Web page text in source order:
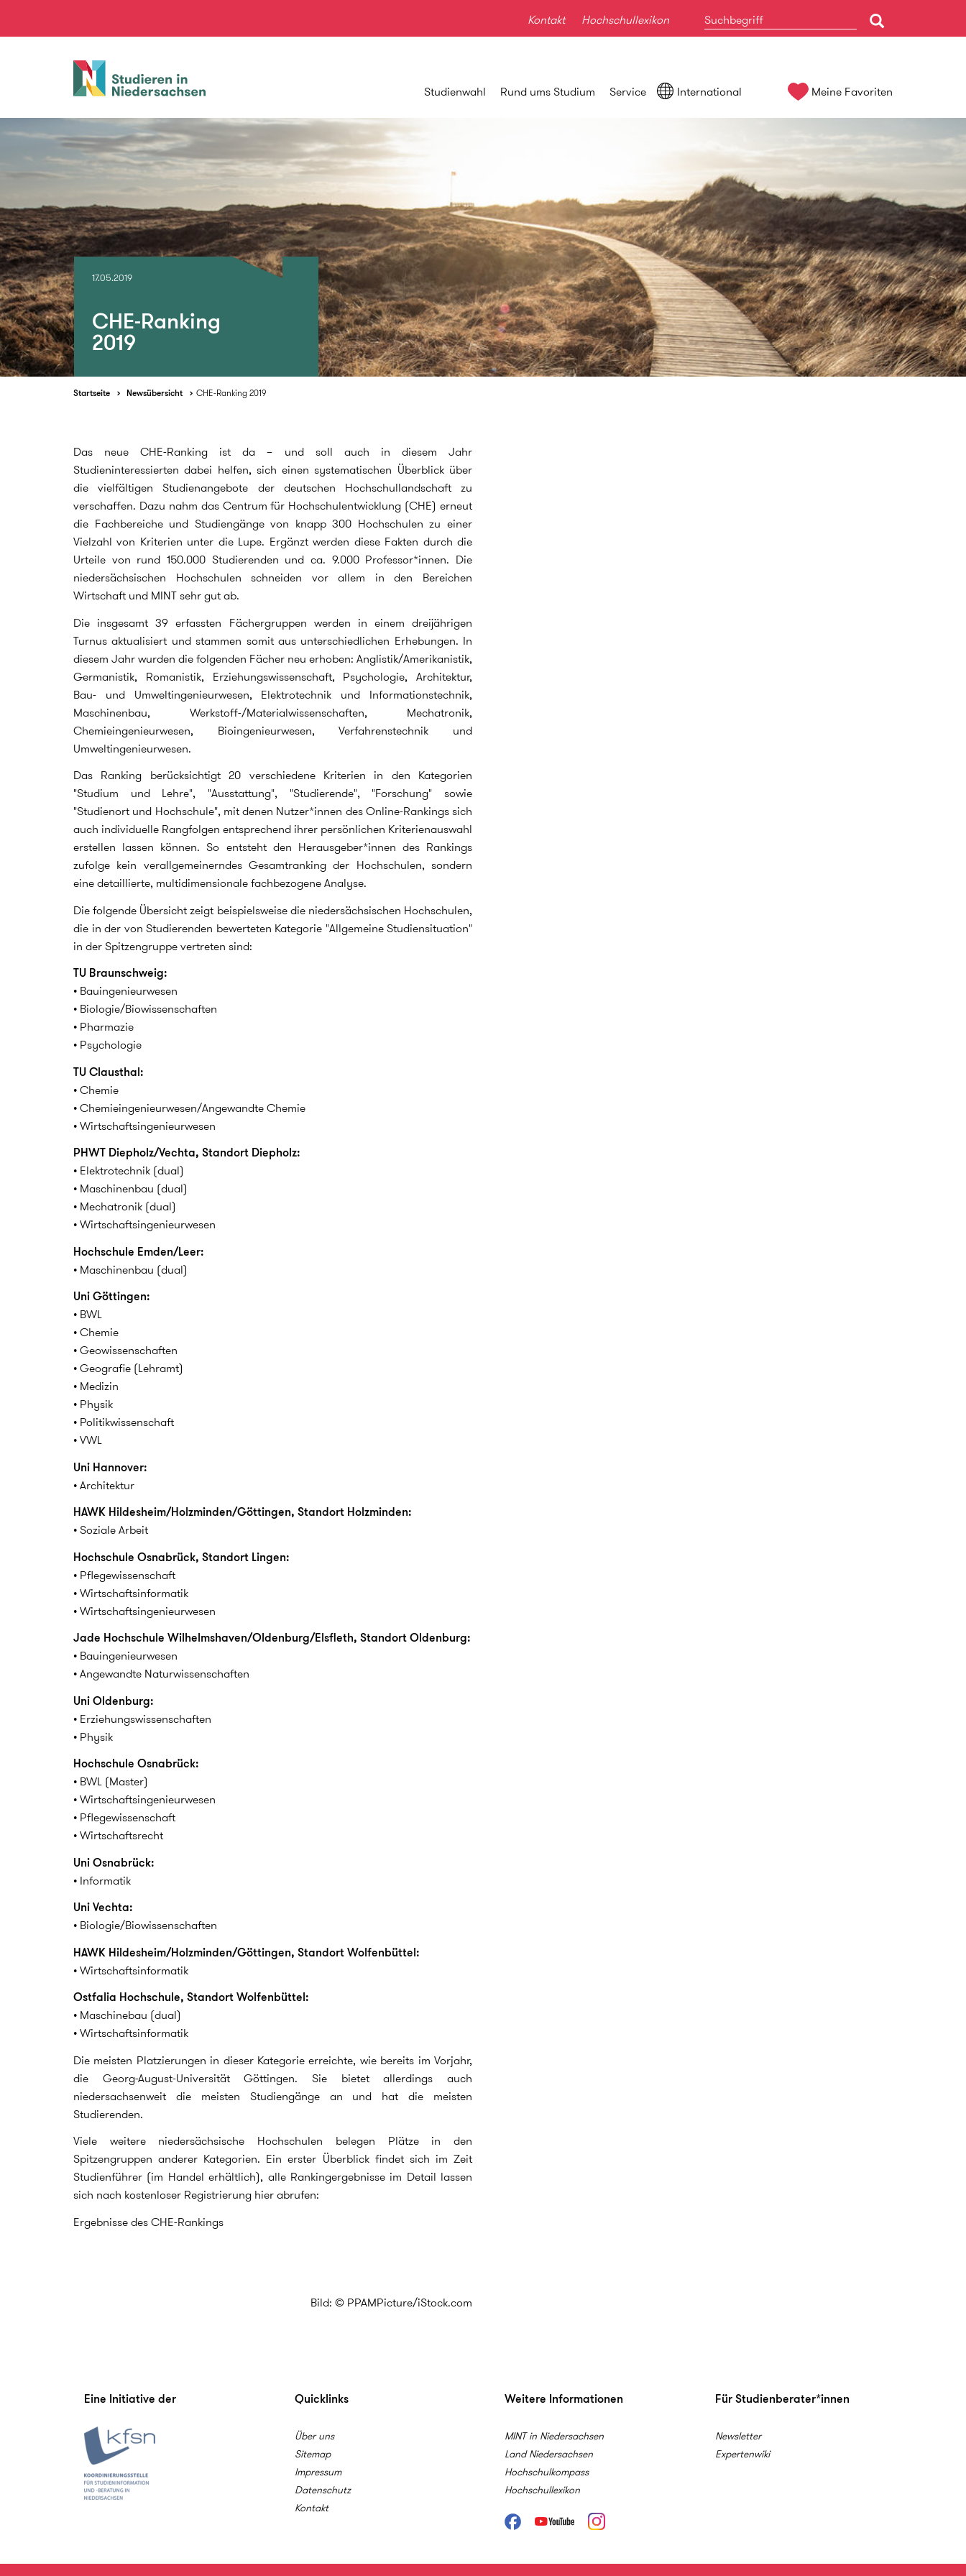
Kontakt Hochschullexikon
Studieren
in
Studienwahl Rund ums Studium Service International Meine Favoriten
17.05.2019
CHE-Ranking
2019
Startseite Newsübersicht CHE-Ranking 2019
Das neue CHE-Ranking ist da – und soll auch in diesem Jahr
Studieninteressierten dabei helfen, sich einen systematischen Überblick über
die vielfältigen Studienangebote der deutschen Hochschullandschaft zu
verschaffen. Dazu nahm das Centrum für Hochschulentwicklung (CHE) erneut
die Fachbereiche und Studiengänge von knapp 300 Hochschulen zu einer
Vielzahl von Kriterien unter die Lupe. Ergänzt werden diese Fakten durch die
Urteile von rund 150.000 Studierenden und ca. 9.000 Professor*innen. Die
niedersächsischen Hochschulen schneiden vor allem in den Bereichen
Wirtschaft und MINT sehr gut ab.
Die insgesamt 39 erfassten Fächergruppen werden in einem dreijährigen
Turnus aktualisiert und stammen somit aus unterschiedlichen Erhebungen. In
diesem Jahr wurden die folgenden Fächer neu erhoben: Anglistik/Amerikanistik,
Germanistik, Romanistik, Erziehungswissenschaft, Psychologie, Architektur,
Bau- und Umweltingenieurwesen, Elektrotechnik und Informationstechnik,
Maschinenbau, Werkstoff-/Materialwissenschaften, Mechatronik,
Chemieingenieurwesen, Bioingenieurwesen, Verfahrenstechnik und
Umweltingenieurwesen.
Das Ranking berücksichtigt 20 verschiedene Kriterien in den Kategorien
"Studium und Lehre", "Ausstattung", "Studierende", "Forschung" sowie
"Studienort und Hochschule", mit denen Nutzer*innen des Online-Rankings sich
auch individuelle Rangfolgen entsprechend ihrer persönlichen Kriterienauswahl
erstellen lassen können. So entsteht den Herausgeber*innen des Rankings
zufolge kein verallgemeinerndes Gesamtranking der Hochschulen, sondern
eine detaillierte, multidimensionale fachbezogene Analyse.
Die folgende Übersicht zeigt beispielsweise die niedersächsischen Hochschulen,
die in der von Studierenden bewerteten Kategorie "Allgemeine Studiensituation"
in der Spitzengruppe vertreten sind:
TU Braunschweig:
• Bauingenieurwesen
• Biologie/Biowissenschaften
• Pharmazie
• Psychologie
TU Clausthal:
• Chemie
• Chemieingenieurwesen/Angewandte Chemie
• Wirtschaftsingenieurwesen
PHWT Diepholz/Vechta, Standort Diepholz:
• Elektrotechnik (dual)
• Maschinenbau (dual)
• Mechatronik (dual)
• Wirtschaftsingenieurwesen
Hochschule Emden/Leer:
• Maschinenbau (dual)
Uni Göttingen:
• BWL
• Chemie
• Geowissenschaften
• Geografie (Lehramt)
• Medizin
• Physik
• Politikwissenschaft
• VWL
Uni Hannover:
• Architektur
HAWK Hildesheim/Holzminden/Göttingen, Standort Holzminden:
• Soziale Arbeit
Hochschule Osnabrück, Standort Lingen:
• Pflegewissenschaft
• Wirtschaftsinformatik
• Wirtschaftsingenieurwesen
Jade Hochschule Wilhelmshaven/Oldenburg/Elsfleth, Standort Oldenburg:
• Bauingenieurwesen
• Angewandte Naturwissenschaften
Uni Oldenburg:
• Erziehungswissenschaften
• Physik
Hochschule Osnabrück:
• BWL (Master)
• Wirtschaftsingenieurwesen
• Pflegewissenschaft
• Wirtschaftsrecht
Uni Osnabrück:
• Informatik
Uni Vechta:
• Biologie/Biowissenschaften
HAWK Hildesheim/Holzminden/Göttingen, Standort Wolfenbüttel:
• Wirtschaftsinformatik
Ostfalia Hochschule, Standort Wolfenbüttel:
• Maschinebau (dual)
• Wirtschaftsinformatik
Die meisten Platzierungen in dieser Kategorie erreichte, wie bereits im Vorjahr,
die Georg-August-Universität Göttingen. Sie bietet allerdings auch
niedersachsenweit die meisten Studiengänge an und hat die meisten
Studierenden.
Viele weitere niedersächsische Hochschulen belegen Plätze in den
Spitzengruppen anderer Kategorien. Ein erster Überblick findet sich im Zeit
Studienführer (im Handel erhältlich), alle Rankingergebnisse im Detail lassen
sich nach kostenloser Registrierung hier abrufen:
Ergebnisse des CHE-Rankings
Bild: © PPAMPicture/iStock.com
Eine Initiative der Quicklinks
Über uns
Sitemap
Impressum
Datenschutz
Kontakt
Weitere Informationen
MINT in Niedersachsen
Land Niedersachsen
Hochschulkompass
Hochschullexikon
FacebookYoutube Instagram
Für Studienberater*innen
Newsletter
Expertenwiki